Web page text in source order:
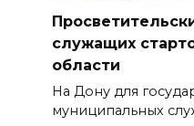
служащих
области
На Дону для
муниципальных